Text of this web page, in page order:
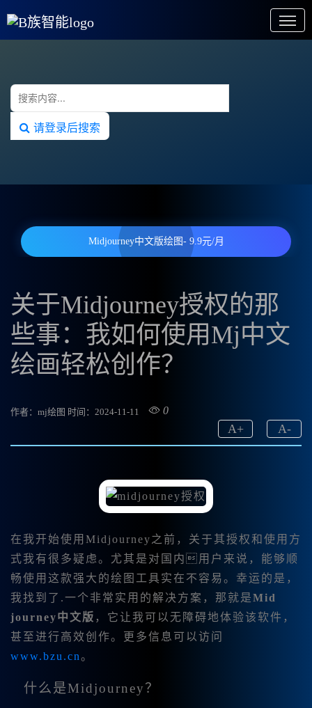
请登录后搜索
Midjourney中文版绘图- 9.9元/月
关于Midjourney授权的那
些事：我如何使用Mj中文
绘画轻松创作？
作者：mj绘图 时间：2024-11-11 0
A-
A+
在我开始使用Midjourney之前，关于其授权和使用方
式我有很多疑虑。尤其是对国内用户来说，能够顺
畅使用这款强大的绘图工具实在不容易。幸运的是，
我找到了.一个非常实用的解决方案，那就是Mid
journey中文版 ，它让我可以无障碍地体验该软件，
甚至进行高效创作。更多信息可以访问
www.bzu.cn。
什么是Midjourney？